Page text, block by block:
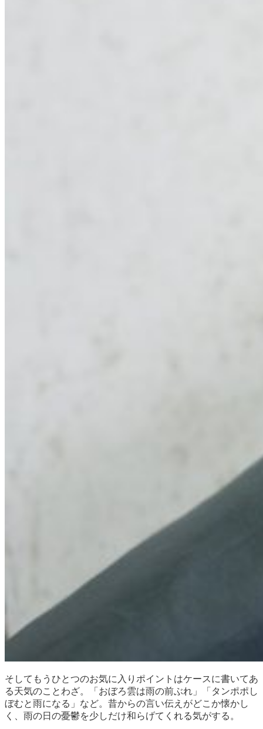
そしてもうひとつのお気に入りポイントはケースに書いてあ
る天気のことわざ。「おぼろ雲は雨の前ぶれ」「タンポポし
ぼむと雨になる」など。昔からの言い伝えがどこか懐かし
く、雨の日の憂鬱を少しだけ和らげてくれる気がする。